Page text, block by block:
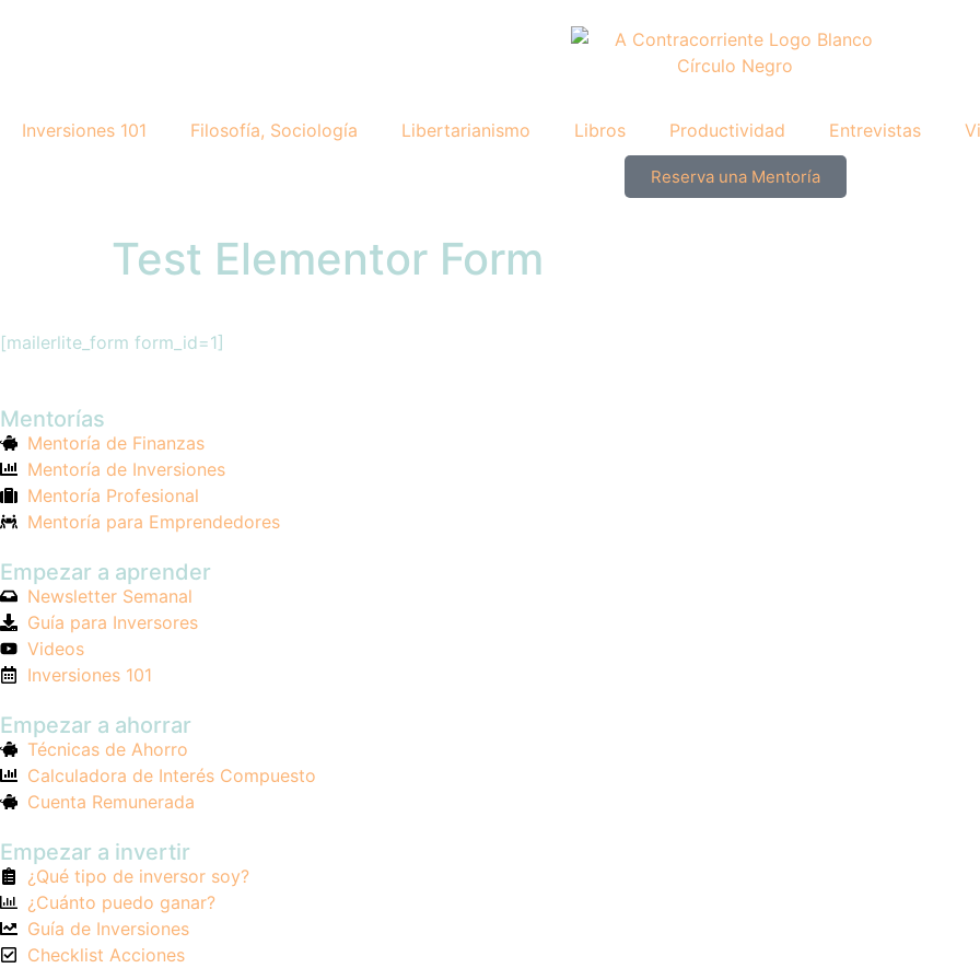
Inversiones 101 Filosofía, Sociología Libertarianismo Libros Productividad Entrevistas
Reserva una Mentoría
Test Elementor Form
[mailerlite_form form_id=1]
Mentorías
Mentoría de Finanzas
Mentoría de Inversiones
Mentoría Profesional
Mentoría para Emprendedores
Empezar a aprender
Newsletter Semanal
Guía para Inversores
Videos
Inversiones 101
Empezar a ahorrar
Técnicas de Ahorro
Calculadora de Interés Compuesto
Cuenta Remunerada
Empezar a invertir
¿Qué tipo de inversor soy?
¿Cuánto puedo ganar?
Guía de Inversiones
Checklist Acciones